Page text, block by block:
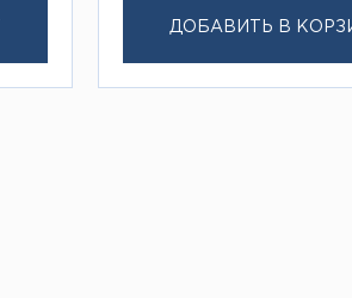
ДОБАВИТЬ В